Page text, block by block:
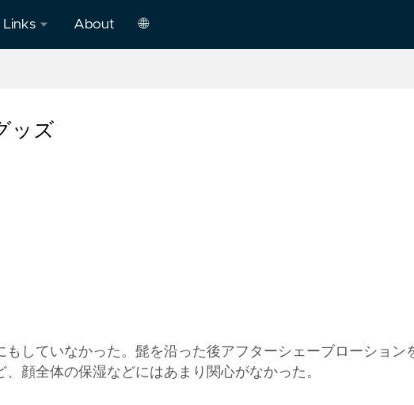
Links About 🌐
ッズ
していなかった。髭を沿った後アフターシェーブローション
顔全体の保湿などにはあまり関心がなかった。